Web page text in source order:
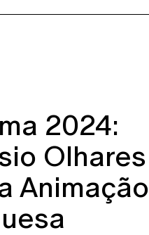
2024:
Olhares
Animação